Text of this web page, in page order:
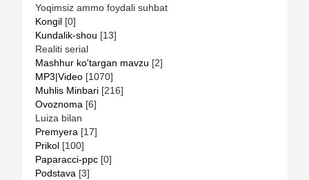
Yoqimsiz ammo foydali suhbat
Kongil [0]
Kundalik-shou [13]
Realiti serial
Mashhur ko'targan mavzu [2]
MP3|Video [1070]
Muhlis Minbari [216]
Ovoznoma [6]
Luiza bilan
Premyera [17]
Prikol [100]
Paparacci-ppc [0]
Podstava [3]